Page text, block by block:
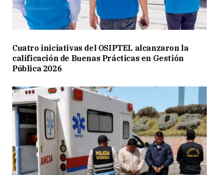
Cuatro iniciativas del OSIPTEL alcanzaron la
calificación de Buenas Prácticas en Gestión
Pública 2026